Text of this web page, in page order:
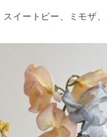
イートピー、ミモザ、